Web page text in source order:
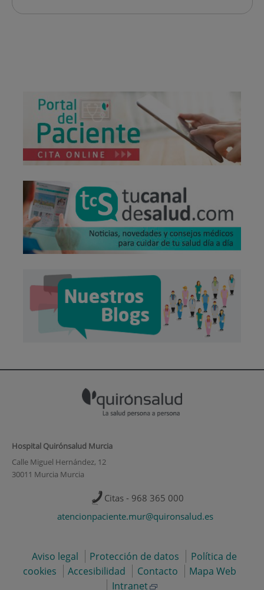
Hospital Quirónsalud Murcia
Calle Miguel Hernández, 12
30011 Murcia Murcia
Citas - 968 365 000
atencionpaciente.mur@quironsalud.es
Aviso legal Protección de datos
Política de
cookies
Accesibilidad Contacto
Mapa Web
Intranet